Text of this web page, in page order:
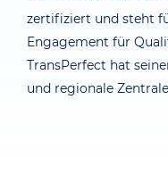
zertifiziert und steht
Engagement für
TransPerfect hat
und regionale